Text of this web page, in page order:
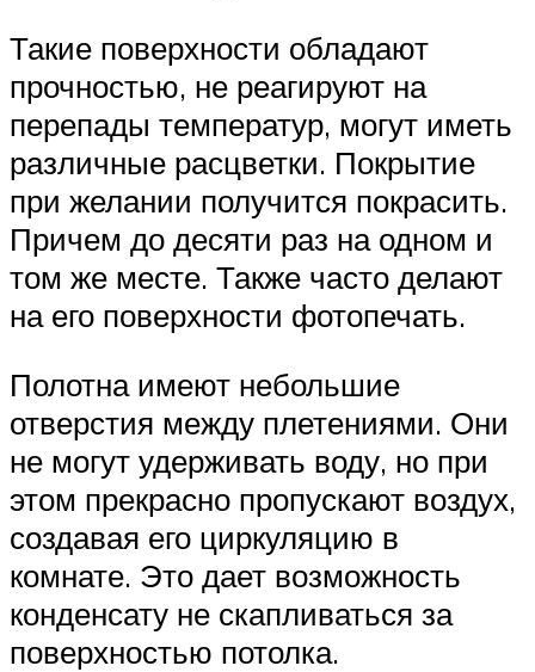
Такие поверхности обладают
прочностью, не реагируют на
перепады температур, могут иметь
различные расцветки. Покрытие
при желании получится покрасить.
Причем до десяти раз на одном и
том же месте. Также часто делают
на его поверхности фотопечать.
Полотна имеют небольшие
отверстия между плетениями. Они
не могут удерживать воду, но при
этом прекрасно пропускают воздух,
создавая его циркуляцию в
комнате. Это дает возможность
конденсату не скапливаться за
поверхностью потолка.